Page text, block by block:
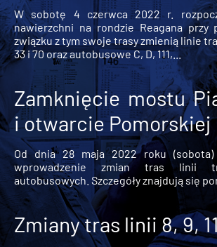
W sobotę 4 czerwca 2022 r.
nawierzchni na rondzie Reagana
związku z tym swoje trasy zmienią linie
33 i 70 oraz autobusowe C, D, 111,...
Zamknięcie mostu
i otwarcie Pomorskiej
Od dnia 28 maja 2022 roku
wprowadzenie zmian tras linii
autobusowych. Szczegóły znajdują się
Zmiany tras linii 8, 9,